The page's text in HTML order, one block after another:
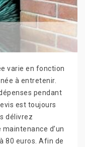
varie en fonction
à entretenir.
pendant
est toujours
délivrez
d’un
80 euros. Afin de